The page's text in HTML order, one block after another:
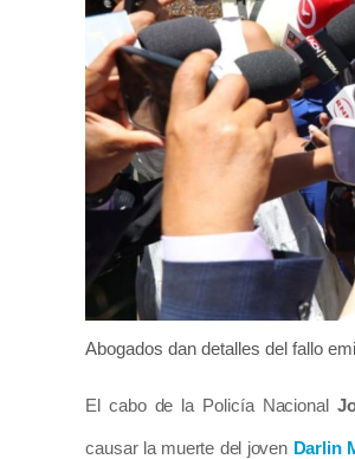
Abogados dan detalles del fallo
El cabo de la Policía Nacional
causar la muerte del joven Darlin